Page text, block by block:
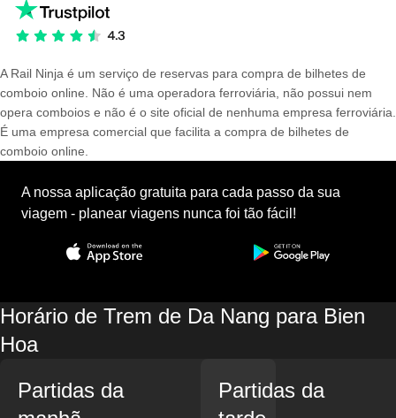
A Rail Ninja é um serviço de reservas para compra de bilhetes de
comboio online. Não é uma operadora ferroviária, não possui nem
opera comboios e não é o site oficial de nenhuma empresa ferroviária.
É uma empresa comercial que facilita a compra de bilhetes de
comboio online.
A nossa aplicação gratuita para cada passo da sua
viagem - planear viagens nunca foi tão fácil!
Horário de Trem de Da Nang para Bien
Hoa
Partidas da
Partidas da